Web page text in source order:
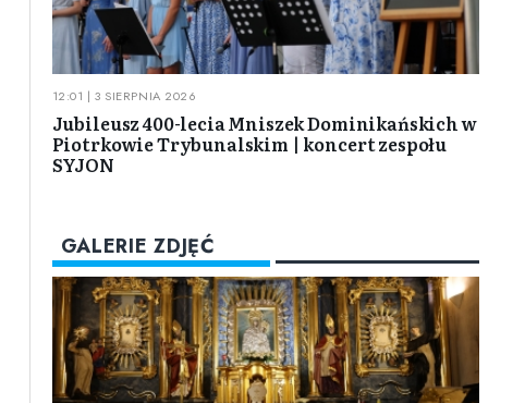
12:01 | 3 SIERPNIA 2026
Jubileusz 400-lecia Mniszek Dominikańskich w
Piotrkowie Trybunalskim | koncert zespołu
SYJON
GALERIE ZDJĘĆ